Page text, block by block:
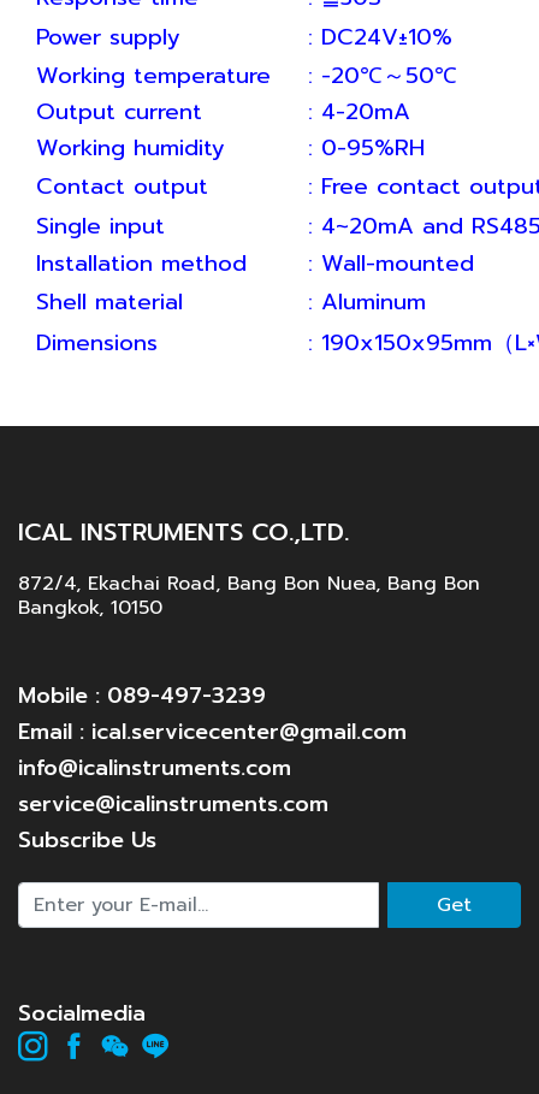
Power supply
: DC24V±10%
Working temperature
: -20℃～50℃
Output current
: 4-20mA
Working humidity
: 0-95%RH
Contact output
: Free contact
Single input
: 4~20mA and
Installation method
: Wall-mounted
Shell material
: Aluminum
Dimensions
: 190x150x95mm（
ICAL INSTRUMENTS CO.,LTD.
872/4, Ekachai Road, Bang Bon Nuea, Bang Bon
Bangkok, 10150
Mobile : 089-497-3239
Email : ical.servicecenter@gmail.com
info@icalinstruments.com
service@icalinstruments.com
Subscribe Us
Get
Socialmedia